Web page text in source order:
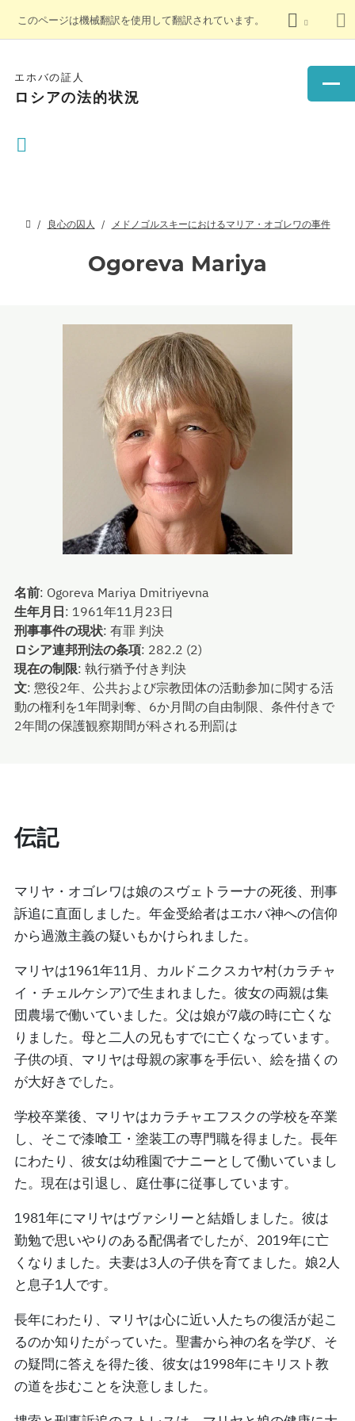
このページは機械翻訳を使用して翻訳されています。
エホバの証人
ロシアの法的状況
良心の囚人 メドノゴルスキーにおけるマリア・オゴレワの事件
Ogoreva Mariya
名前: Ogoreva Mariya Dmitriyevna
生年月日: 1961年11月23日
刑事事件の現状: 有罪 判決
ロシア連邦刑法の条項: 282.2 (2)
現在の制限: 執行猶予付き判決
文: 懲役2年、公共および宗教団体の活動参加に関する活
動の権利を1年間剥奪、6か月間の自由制限、条件付きで
2年間の保護観察期間が科される刑罰は
伝記
マリヤ・オゴレワは娘のスヴェトラーナの死後、刑事
訴追に直面しました。年金受給者はエホバ神への信仰
から過激主義の疑いもかけられました。
マリヤは1961年11月、カルドニクスカヤ村(カラチャ
イ・チェルケシア)で生まれました。彼女の両親は集
団農場で働いていました。父は娘が7歳の時に亡くな
りました。母と二人の兄もすでに亡くなっています。
子供の頃、マリヤは母親の家事を手伝い、絵を描くの
が大好きでした。
学校卒業後、マリヤはカラチャエフスクの学校を卒業
し、そこで漆喰工・塗装工の専門職を得ました。長年
にわたり、彼女は幼稚園でナニーとして働いていまし
た。現在は引退し、庭仕事に従事しています。
1981年にマリヤはヴァシリーと結婚しました。彼は
勤勉で思いやりのある配偶者でしたが、2019年に亡
くなりました。夫妻は3人の子供を育てました。娘2人
と息子1人です。
長年にわたり、マリヤは心に近い人たちの復活が起こ
るのか知りたがっていた。聖書から神の名を学び、そ
の疑問に答えを得た後、彼女は1998年にキリスト教
の道を歩むことを決意しました。